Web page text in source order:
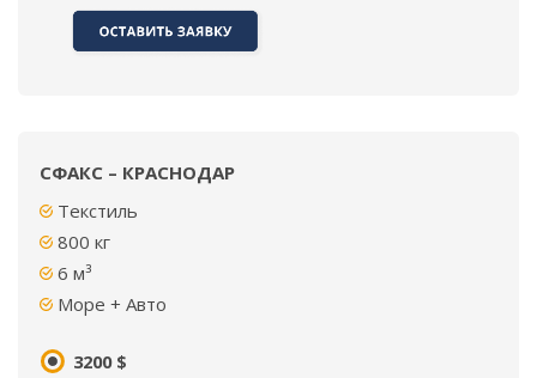
СФАКС – КРАСНОДАР
Текстиль
800 кг
6 м³
Море + Авто
3200 $